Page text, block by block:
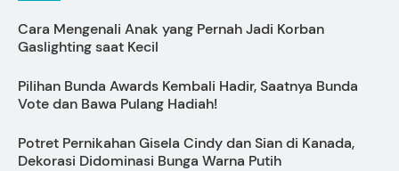
Cara Mengenali Anak yang Pernah Jadi Korban
Gaslighting saat Kecil
Pilihan Bunda Awards Kembali Hadir, Saatnya Bunda
Vote dan Bawa Pulang Hadiah!
Potret Pernikahan Gisela Cindy dan Sian di Kanada,
Dekorasi Didominasi Bunga Warna Putih